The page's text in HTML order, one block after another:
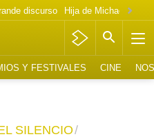
discurso
Y FESTIVALES CINE
SILENCIO